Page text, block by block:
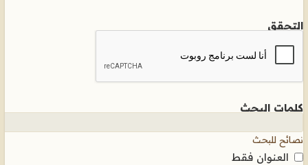
التحقق
كلمات البحث
نصائح للبحث
العنوان فقط